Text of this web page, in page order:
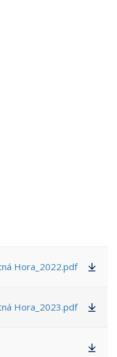
Hora_2022.pdf
Hora_2023.pdf